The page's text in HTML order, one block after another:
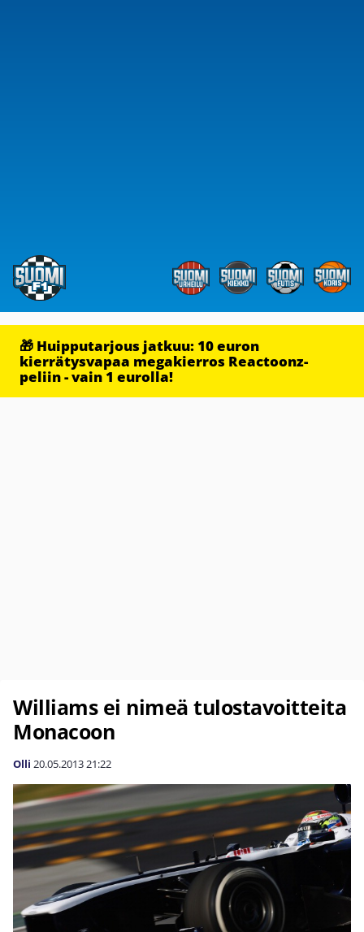
🎁 Huipputarjous jatkuu: 10 euron
kierrätysvapaa megakierros Reactoonz-
peliin - vain 1 eurolla!
Williams ei nimeä tulostavoitteita
Monacoon
Olli 20.05.201321:22